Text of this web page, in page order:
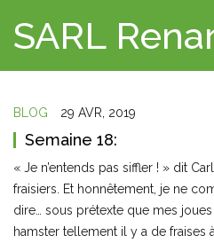
SARL
BLOG 29 AVR, 2019
Semaine 18:
« Je n’entends pas siffler ! » dit
fraisiers. Et honnêtement, je ne
dire… sous prétexte que mes
hamster tellement il y a de fraises